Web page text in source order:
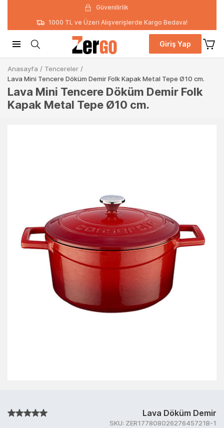
Güvenilirlik
1000 TL ve Üzeri Alışverişlerde Kargo Bedava!
Giriş Yap
Anasayfa / Tencereler /
Lava Mini Tencere Döküm Demir Folk Kapak Metal Tepe Ø10 cm.
Lava Mini Tencere Döküm Demir Folk
Kapak Metal Tepe Ø10 cm.
Lava Döküm Demir
SKU: ZER17780802627645721B-1